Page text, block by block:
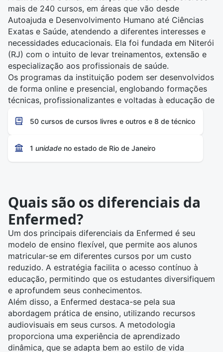
mais de 240 cursos, em áreas que vão desde
Autoajuda e Desenvolvimento Humano até Ciências
Exatas e Saúde, atendendo a diferentes interesses e
necessidades educacionais. Ela foi fundada em Niterói
(RJ) com o intuito de levar treinamentos, extensão e
especialização aos profissionais de saúde.
Os programas da instituição podem ser desenvolvidos
de forma online e presencial, englobando formações
técnicas, profissionalizantes e voltadas à educação de
A Enfermed se destaca por sua abordagem prática de
ensino. Os cursos são ministrados com o auxílio de
recursos audiovisuais, permitindo uma experiência de
por proporcionar um modelo de pagamento acessível,
no qual os alunos podem se matricular e arcar com
custos diminutos, incentivando a educação contínua.
50 cursos de cursos livres e outros e 8 de técnico
1 unidade no estado de Rio de Janeiro
Quais são os diferenciais da
Enfermed?
Um dos principais diferenciais da Enfermed é seu
modelo de ensino flexível, que permite aos alunos
matricular-se em diferentes cursos por um custo
reduzido. A estratégia facilita o acesso contínuo à
educação, permitindo que os estudantes diversifiquem
e aprofundem seus conhecimentos.
Além disso, a Enfermed destaca-se pela sua
abordagem prática de ensino, utilizando recursos
audiovisuais em seus cursos. A metodologia
proporciona uma experiência de aprendizado
dinâmica, que se adapta bem ao estilo de vida